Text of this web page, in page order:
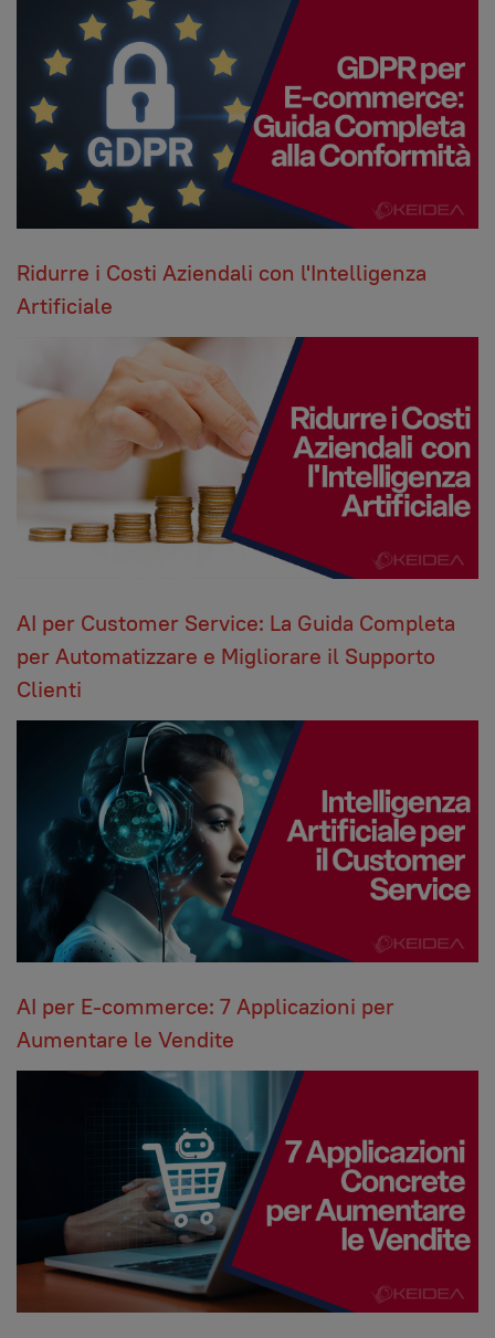
Ridurre i Costi Aziendali con l'Intelligenza
Artificiale
AI per Customer Service: La Guida Completa
per Automatizzare e Migliorare il Supporto
Clienti
AI per E-commerce: 7 Applicazioni per
Aumentare le Vendite